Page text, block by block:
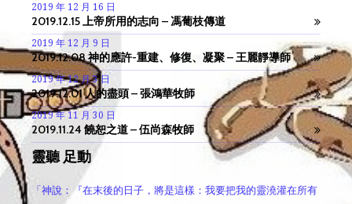
2019 年 12 月 16 日
2019.12.15 上帝所用的志向 – 馮葡枝傳道
2019 年 12 月 9 日
2019.12.08 神的應許-重建、修復、凝聚 – 王麗靜導師
2019 年 12 月 3 日
2019.12.01 人的盡頭 – 張鴻華牧師
2019 年 11 月 30 日
2019.11.24 饒恕之道 – 伍尚森牧師
靈聽 足動
「神說：『在末後的日子，將是這樣：我要把我的靈澆灌在所有